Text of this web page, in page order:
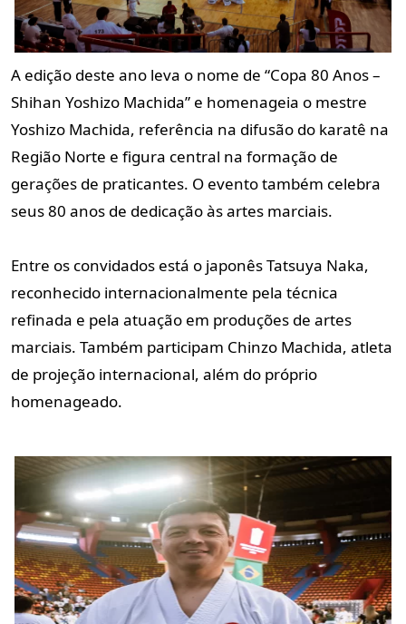
A edição deste ano leva o nome de “Copa 80 Anos –
Shihan Yoshizo Machida” e homenageia o mestre
Yoshizo Machida, referência na difusão do karatê na
Região Norte e figura central na formação de
gerações de praticantes. O evento também celebra
seus 80 anos de dedicação às artes marciais.
Entre os convidados está o japonês Tatsuya Naka,
reconhecido internacionalmente pela técnica
refinada e pela atuação em produções de artes
marciais. Também participam Chinzo Machida, atleta
de projeção internacional, além do próprio
homenageado.